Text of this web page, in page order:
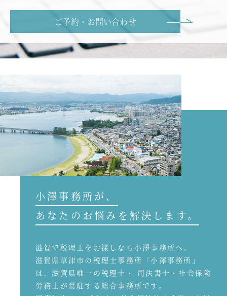
ご予約・お問い合わせ
小澤事務所が、
あなたのお悩みを解決します。
滋賀で税理士をお探しなら小澤事務所へ。
滋賀県草津市の税理士事務所「小澤事務所」
は、滋賀県唯一の税理士・ 司法書士・社会保険
労務士が常駐する総合事務所です。